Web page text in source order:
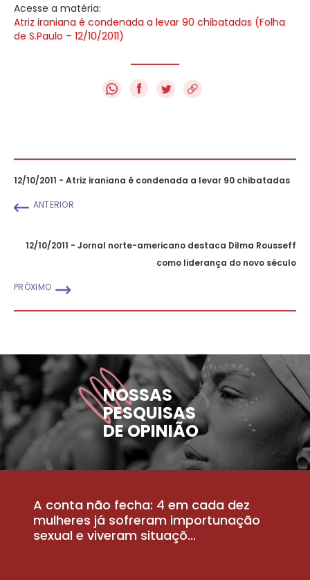
Acesse a matéria:
Atriz iraniana é condenada a levar 90 chibatadas (Folha
de S.Paulo – 12/10/2011)
f
12/10/2011 - Atriz iraniana é condenada a levar 90 chibatadas
ANTERIOR
12/10/2011 - Jornal norte-americano destaca Dilma Rousseff
como liderança do novo século
PRÓXIMO
NOSSAS
PESQUISAS
DE OPINIÃO
A conta não fecha: 4 em cada dez
mulheres já sofreram importunação
sexual e viveram situaçõ...